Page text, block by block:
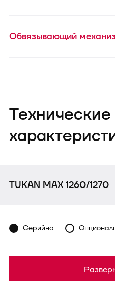
Обвязывающий
Технические
TUKAN MAX 1260/1270
Серийно